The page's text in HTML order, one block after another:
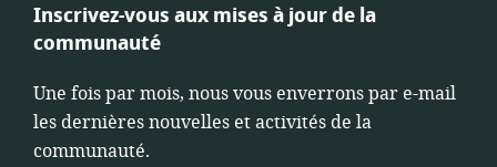
Inscrivez-vous aux mises à jour de la
communauté
Une fois par mois, nous vous enverrons par e-mail
les dernières nouvelles et activités de la
communauté.